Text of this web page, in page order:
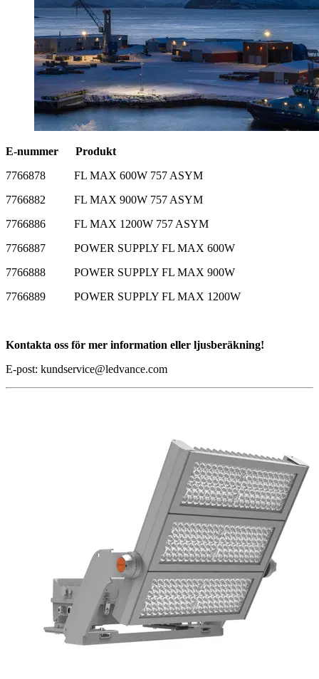
E-nummer
Produkt
7766878 FL MAX 600W 757 ASYM
7766882 FL MAX 900W 757 ASYM
7766886 FL MAX 1200W 757 ASYM
7766887 POWER SUPPLY FL MAX 600W
7766888 POWER SUPPLY FL MAX 900W
7766889 POWER SUPPLY FL MAX 1200W
Kontakta oss för mer information eller ljusberäkning!
E-post: kundservice@ledvance.com